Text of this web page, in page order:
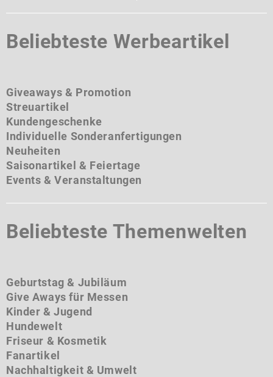
Beliebteste Werbeartikel
Giveaways & Promotion
Streuartikel
Kundengeschenke
Individuelle Sonderanfertigungen
Neuheiten
Saisonartikel & Feiertage
Events & Veranstaltungen
Beliebteste Themenwelten
Geburtstag & Jubiläum
Give Aways für Messen
Kinder & Jugend
Hundewelt
Friseur & Kosmetik
Fanartikel
Nachhaltigkeit & Umwelt